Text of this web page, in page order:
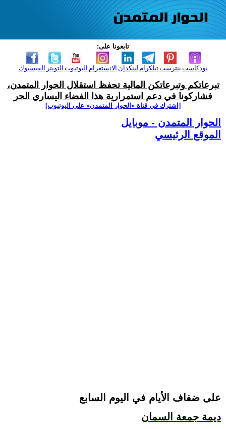
تابعونا على:
الفيسبوك التويتر اليوتيوب الانستغرام لينكدإن تيلكرامبنترست بودكاست
تبرعاتكم وتبرعاتكن المالية تحفظ استقلال الحوار المتمدن،
فشاركونا في دعم استمرارية هذا الفضاء اليساري الحر
[اشترك في قناة ‫«الحوار المتمدن» على اليوتيوب]
الحوار المتمدن - موبايل
الموقع الرئيسي
على ضفاف الأيام في اليوم السابع
ديمة جمعة السمان